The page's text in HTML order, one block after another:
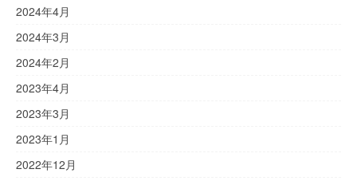
2024年4月
2024年3月
2024年2月
2023年4月
2023年3月
2023年1月
2022年12月